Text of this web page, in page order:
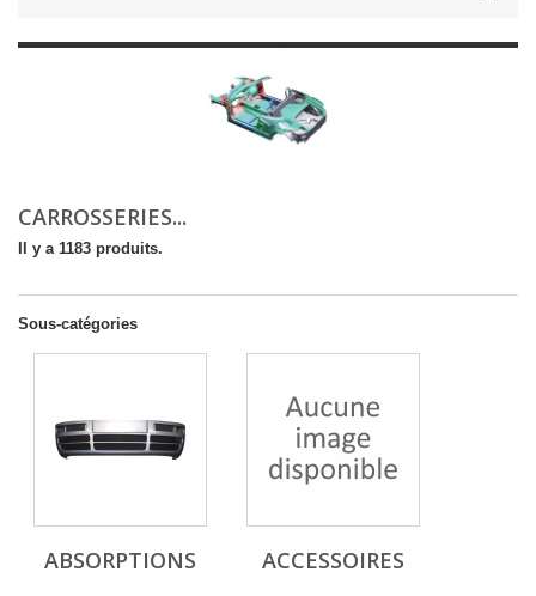
CARROSSERIES...
Il y a 1183 produits.
Sous-catégories
ABSORPTIONS ACCESSOIRES